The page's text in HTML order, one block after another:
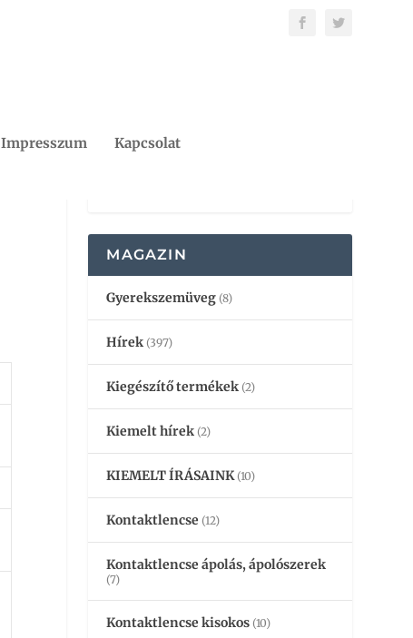
Impresszum Kapcsolat
MAGAZIN
Gyerekszemüveg (8)
Hírek (397)
Kiegészítő termékek (2)
Kiemelt hírek (2)
KIEMELT ÍRÁSAINK(10)
Kontaktlencse (12)
Kontaktlencse ápolás, ápolószerek
(7)
Kontaktlencse kisokos (10)